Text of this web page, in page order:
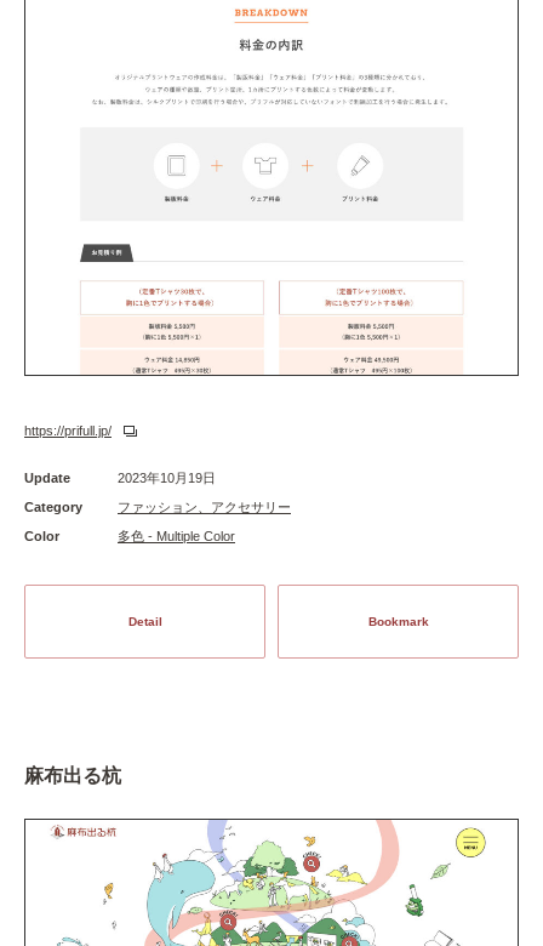
https://prifull.jp/
Update
2023年10月19日
Category
ファッション、アクセサリー
Color
多色 - Multiple Color
Detail Bookmark
麻布出る杭